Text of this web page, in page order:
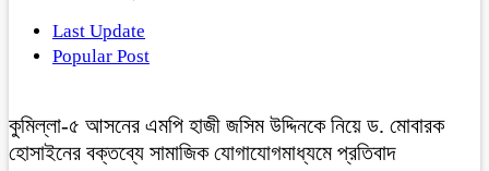
Last Update
Popular Post
কুমিল্লা-৫ আসনের এমপি হাজী জসিম উদ্দিনকে নিয়ে ড. মোবারক
হোসাইনের বক্তব্যে সামাজিক যোগাযোগমাধ্যমে প্রতিবাদ